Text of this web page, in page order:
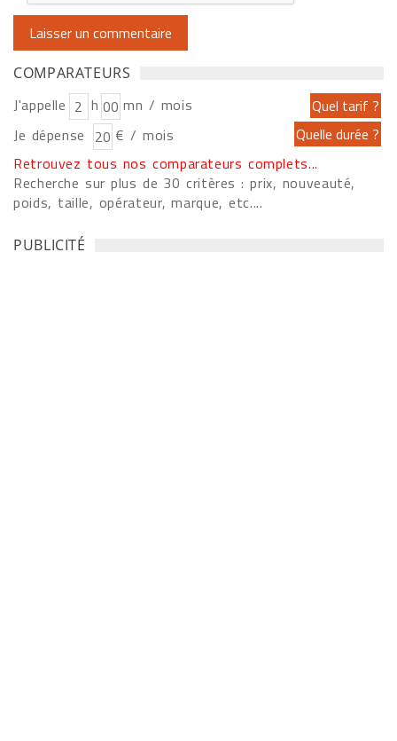
COMPARATEURS
J'appelle h
mn / mois
Je dépense
€ / mois
Retrouvez tous nos comparateurs complets...
Recherche sur plus de 30 critères : prix, nouveauté,
poids, taille, opérateur, marque, etc....
PUBLICITÉ